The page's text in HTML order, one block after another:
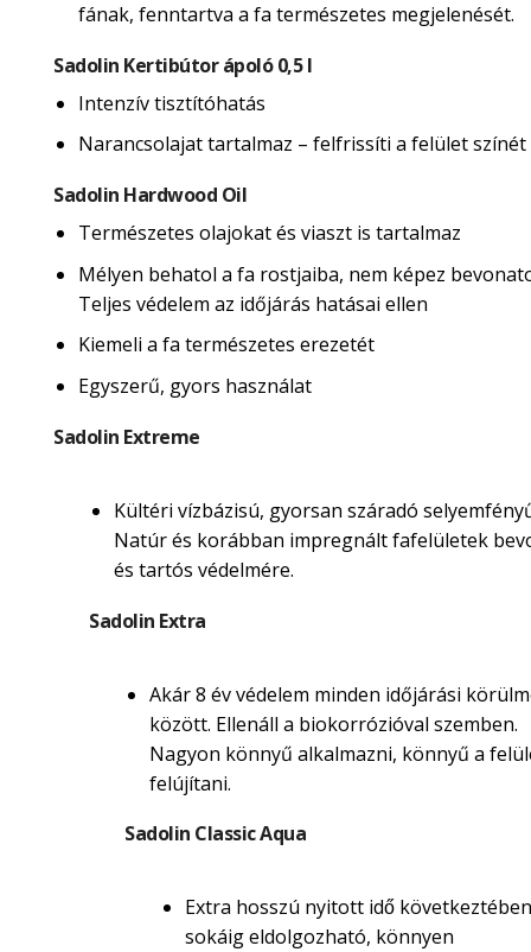
fának, fenntartva a fa természetes megjelenését.
Sadolin Kertibútor ápoló 0,5 l
Intenzív tisztítóhatás
Narancsolajat tartalmaz – felfrissíti a felület színét
Sadolin Hardwood Oil
Természetes olajokat és viaszt is tartalmaz
Mélyen behatol a fa rostjaiba, nem képez
Teljes védelem az időjárás hatásai ellen
Kiemeli a fa természetes erezetét
Egyszerű, gyors használat
Sadolin Extreme
Kültéri vízbázisú, gyorsan száradó
Natúr és korábban impregnált fafelületek
és tartós védelmére.
Sadolin Extra
Akár 8 év védelem minden időjárási
között. Ellenáll a biokorrózióval szemben.
Nagyon könnyű alkalmazni, könnyű a
felújítani.
Sadolin Classic Aqua
Extra hosszú nyitott idő következtében
sokáig eldolgozható, könnyen